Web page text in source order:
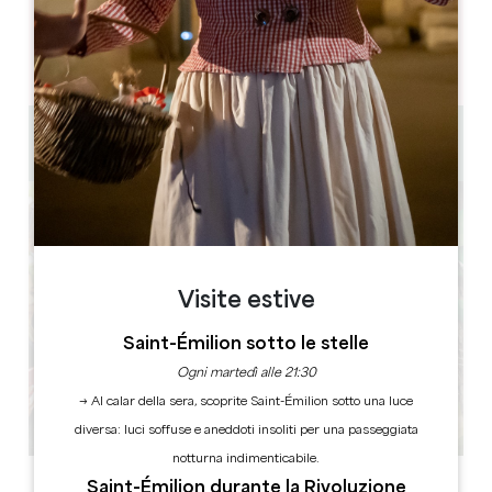
GIORNI DI APERTURA
AM
PM
M
AM
PM
M
AM
PM
G
AM
PM
V
AM
PM
S
AM
PM
D
AM
PM
0 km
Visite estive
Saint-Émilion sotto le stelle
Ogni martedì alle 21:30
→ Al calar della sera, scoprite Saint-Émilion sotto una luce
diversa: luci soffuse e aneddoti insoliti per una passeggiata
notturna indimenticabile.
Saint-Émilion durante la Rivoluzione